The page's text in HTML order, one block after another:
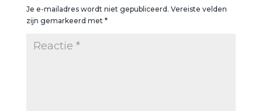
Je e-mailadres wordt niet gepubliceerd. Vereiste velden
zijn gemarkeerd met *